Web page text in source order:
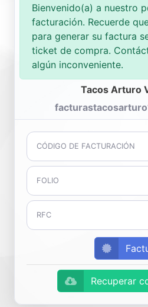
Bienvenido(a) a nuestro
facturación. Recuerde
para generar su factura
ticket de compra.
algún inconveniente.
Tacos Arturo
Recuperar